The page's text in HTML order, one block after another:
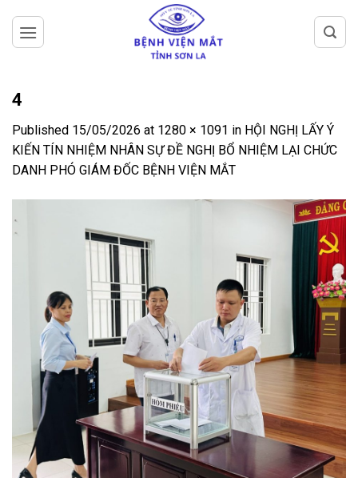
content
4
Published 15/05/2026 at 1280 × 1091 in HỘI NGHỊ LẤY Ý
KIẾN TÍN NHIỆM NHÂN SỰ ĐỀ NGHỊ BỔ NHIỆM LẠI CHỨC
DANH PHÓ GIÁM ĐỐC BỆNH VIỆN MẮT